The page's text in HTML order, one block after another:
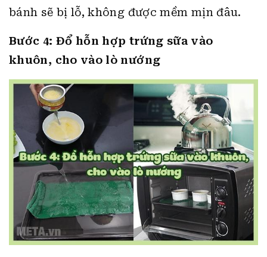
bánh sẽ bị lỗ, không được mềm mịn đâu.
Bước 4: Đổ hỗn hợp trứng sữa vào
khuôn, cho vào lò nướng